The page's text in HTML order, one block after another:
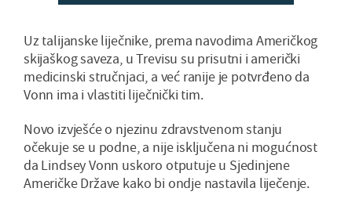
Uz talijanske liječnike, prema navodima Američkog
skijaškog saveza, u Trevisu su prisutni i američki
medicinski stručnjaci, a već ranije je potvrđeno da
Vonn ima i vlastiti liječnički tim.
Novo izvješće o njezinu zdravstvenom stanju
očekuje se u podne, a nije isključena ni mogućnost
da Lindsey Vonn uskoro otputuje u Sjedinjene
Američke Države kako bi ondje nastavila liječenje.